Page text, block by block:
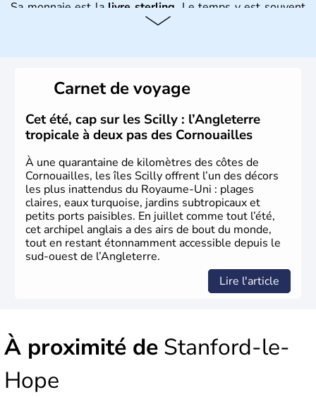
Sa monnaie est lalivre sterling . Le temps y est souvent
instable avec de nombreuses précipitations : il s’agit d’un
Histoire et administration
L'Angleterre est l’une des quatre nations constitutives du
Royaume-Uni. Elle est peuplée de plus de 50 millions
d’habitants, les Anglais, et constitue à elle seule, près de
84% de la population de l’ensemble. Le pays s’est créé au
Xème siècle et tient son nom desAngles
germanique installé sur ces terres. Première démocratie
parlementaire au monde, elle doit son développement à
l’essor industriel du XIXème siècle.
Carnet de voyage
Cet été, cap sur les Scilly : l’Angleterre
tropicale à deux pas des Cornouailles
À une quarantaine de kilomètres des côtes de
Cornouailles, les îles Scilly offrent l’un des décors
les plus inattendus du Royaume-Uni : plages
claires, eaux turquoise, jardins subtropicaux et
petits ports paisibles. En juillet comme tout l’été,
cet archipel anglais a des airs de bout du monde,
tout en restant étonnamment accessible depuis le
sud-ouest de l’Angleterre.
Lire l'article
À proximité de Stanford-le-
Hope